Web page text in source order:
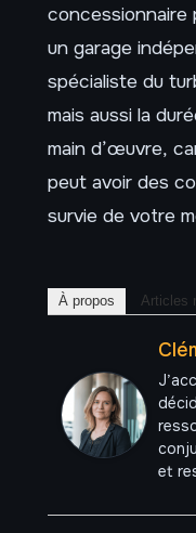
concessionnaire
un garage
spécialiste du
mais aussi la
main d’œuvre,
peut avoir des
survie de votre
À propos Articles
et